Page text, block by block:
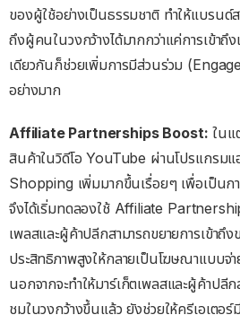
ของผู้ใช้อย่างเป็นธรรมชาติ ทำให้แบรนด์ส
ถึงผู้คนในวงกว้างได้มากกว่าแค่การเข้า
เดียวกันก็ช่วยเพิ่มการมีส่วนร่วม
อย่างมาก
Affiliate Partnerships Boost: ในแ
สินค้าในวิดีโอ YouTube ผ่านโปรแกรม
Shopping เพิ่มมากขึ้นเรื่อยๆ เพื่อเป็นก
จึงได้เริ่มทดลองใช้ Affiliate
เพลสและผู้ค้าปลีกสามารถขยายการเข้าถึ
ประสิทธิภาพสูงให้กลายเป็นโฆษณาแบบจ่
นอกจากจะทำให้มาร์เก็ตเพลสและผู้ค้าปลี
ชมในวงกว้างขึ้นแล้ว ยังช่วยให้ครีเอเตอ